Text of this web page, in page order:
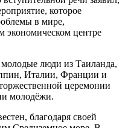
которое
в мире,
экономическом центре
люди из Таиланда,
Италии, Франции и
церемонии
молодёжи.
благодаря своей